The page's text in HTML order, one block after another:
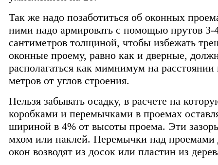
Так же надо позаботиться об оконных
ними надо армировать с помощью прутов 3-
сантиметров толщиной, чтобы избежать
оконные проему, равно как и дверные,
располагаться как мимнимум на расстоянии
метров от углов строения.
Нельзя забывать осадку, в расчете на
коробками и перемычками в проемах
шириной в 4% от высоты проема. Эти
мхом или паклей. Перемычки над проемами
окон возводят из досок или пластин из